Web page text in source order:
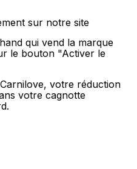
sur notre site
qui vend la marque
le bouton "Activer le
votre réduction
votre cagnotte